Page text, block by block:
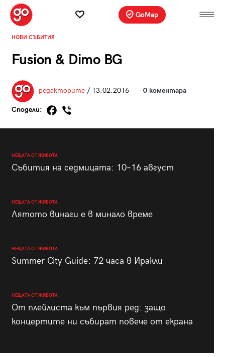
GoMap
НОВИ СЪБИТИЯ
Fusion & Dimo BG
редакторите/ 13.02.2016 0 коментара
Сподели:
НЕЩАТА ОТ ЖИВОТА
Събития на седмицата: 10–16 август
НЕЩАТА ОТ ЖИВОТА
Лятото винаги е в минало време
НЕЩАТА ОТ ЖИВОТА
Summer City Guide: 72 часа в Иракли
НЕЩАТА ОТ ЖИВОТА
От плейлиста към първия ред: защо
концертите ни събират повече от екрана